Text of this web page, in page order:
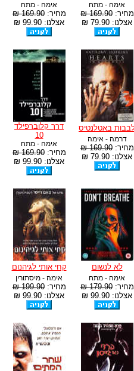
אימה - מתח
מחיר:169.90 ₪
אצלנו: 79.90 ₪
אימה - מתח
מחיר:169.90 ₪
אצלנו: 99.90 ₪
באטלנטיס
דרמה - אימה
מחיר:169.90 ₪
אצלנו: 79.90 ₪
דרך קלוברפילד
10
אימה - מתח
מחיר:169.90 ₪
אצלנו: 99.90 ₪
לא לנשום
אימה - מתח
מחיר:179.90 ₪
אצלנו: 99.90 ₪
קחי אותי לגיהנום
אימה - מיסתורין
מחיר:199.90 ₪
אצלנו: 99.90 ₪